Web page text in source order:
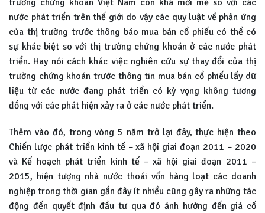
nước phát triển trên thế giới do vậy các quy luật về phản ứng
của thị trường trước thông báo mua bán cổ phiếu có thể có
sự khác biệt so với thị trường chứng khoán ở các nước phát
triển. Hay nói cách khác việc nghiên cứu sự thay đổi của thị
trường chứng khoán trước thông tin mua bán cổ phiếu lấy dữ
liệu từ các nước đang phát triển có kỳ vọng không tương
đồng với các phát hiện xảy ra ở các nước phát triển.
Thêm vào đó, trong vòng 5 năm trở lại đây, thực hiện theo
Chiến lược phát triển kinh tế – xã hội giai đoạn 2011 – 2020
và Kế hoạch phát triển kinh tế – xã hội giai đoạn 2011 –
2015, hiện tượng nhà nước thoái vốn hàng loạt các doanh
nghiệp trong thời gian gần đây ít nhiều cũng gây ra những tác
động đến quyết định đầu tư qua đó ảnh hưởng đến giá cố